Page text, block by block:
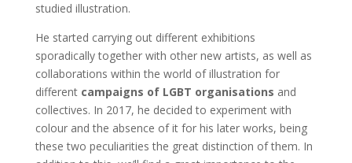
studied illustration.
He started carrying out different exhibitions
sporadically together with other new artists, as well as
collaborations within the world of illustration for
different campaigns of LGBT organisations and
collectives. In 2017, he decided to experiment with
colour and the absence of it for his later works, being
these two peculiarities the great distinction of them. In